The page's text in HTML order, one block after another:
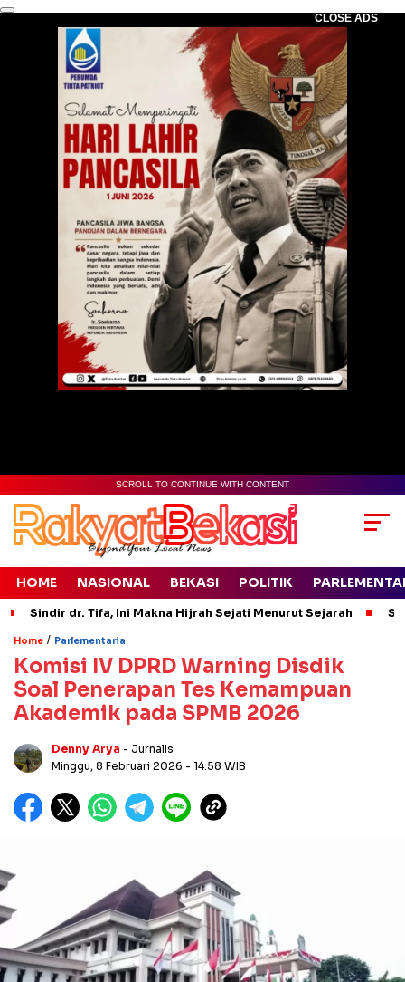
CLOSE ADS
SCROLL TO CONTINUE WITH CONTENT
HOME NASIONAL BEKASI POLITIK
Sindir dr. Tifa, Ini Makna Hijrah Sejati Menurut Sejarah
Home / Parlementaria
Komisi IV DPRD Warning Disdik
Soal Penerapan Tes Kemampuan
Akademik pada SPMB 2026
Denny Arya - Jurnalis
Minggu, 8 Februari 2026 - 14:58 WIB